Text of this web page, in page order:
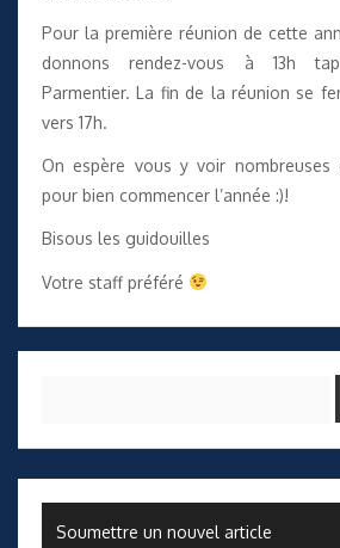
Pour la première réunion de cette
donnons rendez-vous à 13h
Parmentier. La fin de la réunion se
vers 17h.
On espère vous y voir
pour bien commencer l’année :)!
Bisous les guidouilles
Votre staff préféré
Soumettre un nouvel article